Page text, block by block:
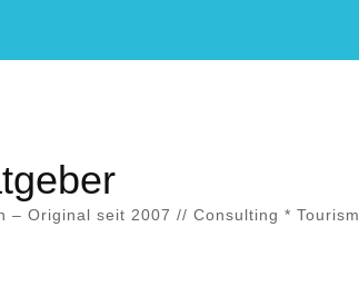
– Original seit 2007 // Consulting * Tourism